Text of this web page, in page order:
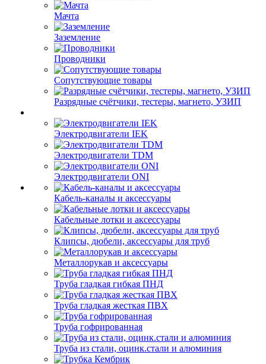
Мачта
Заземление
Проводники
Сопутствующие товары
Разрядные счётчики, тестеры, магнето, УЗИП
Электродвигатели IEK
Электродвигатели TDM
Электродвигатели ONI
Кабель-каналы и аксессуары
Кабельные лотки и аксессуары
Клипсы, дюбели, аксессуары для труб
Металлорукав и аксессуары
Труба гладкая гибкая ПНД
Труба гладкая жесткая ПВХ
Труба гофрированная
Труба из стали, оцинк.стали и алюминия